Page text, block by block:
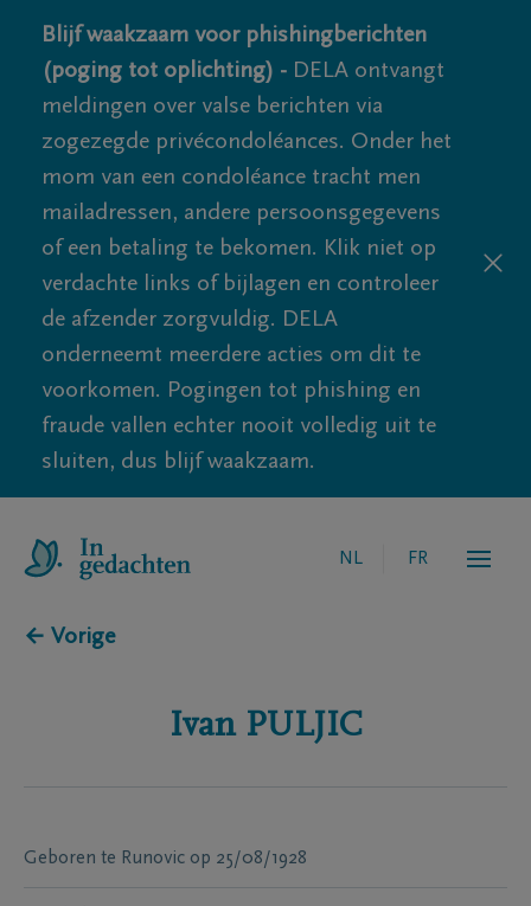
Blijf waakzaam voor phishingberichten
(poging tot oplichting) - DELA ontvangt
meldingen over valse berichten via
zogezegde privécondoléances. Onder het
mom van een condoléance tracht men
mailadressen, andere persoonsgegevens
of een betaling te bekomen. Klik niet op
verdachte links of bijlagen en controleer
de afzender zorgvuldig. DELA
onderneemt meerdere acties om dit te
voorkomen. Pogingen tot phishing en
fraude vallen echter nooit volledig uit te
sluiten, dus blijf waakzaam.
NL FR
← Vorige
Ivan PULJIC
Geboren te Runovic op 25/08/1928